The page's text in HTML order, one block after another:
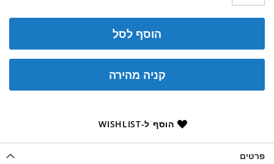
הוסף לסל
קניה מהירה
הוסף ל-WISHLIST
פרטים